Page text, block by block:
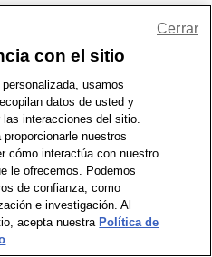
con el sitio
usamos
datos de usted y
interacciones del sitio.
nuestros
cómo interactúa con nuestro
le ofrecemos. Podemos
de confianza, como
e investigación. Al
acepta nuestra Política de
.
Cerrar